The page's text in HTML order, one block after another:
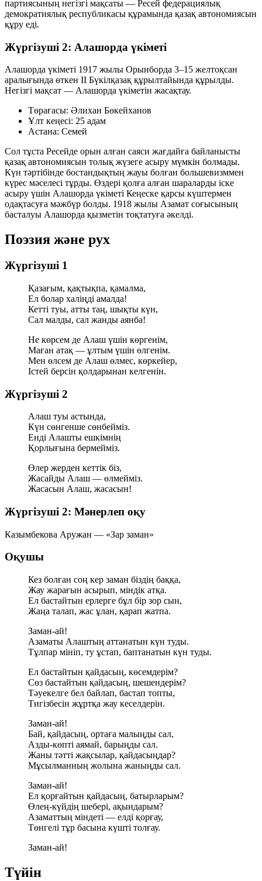
партиясының негізгі мақсаты — Ресей федерациялық
демократиялық республикасы құрамында қазақ автономиясын
құру еді.
Жүргізуші 2: Алашорда үкіметі
Алашорда үкіметі 1917 жылы Орынборда 3–15 желтоқсан
аралығында өткен II Бүкілқазақ құрылтайында құрылды.
Негізгі мақсат — Алашорда үкіметін жасақтау.
Төрағасы: Әлихан Бөкейханов
Ұлт кеңесі: 25 адам
Астана: Семей
Сол тұста Ресейде орын алған саяси жағдайға байланысты
қазақ автономиясын толық жүзеге асыру мүмкін болмады.
Күн тәртібінде бостандықтың жауы болған большевизммен
күрес мәселесі тұрды. Өздері қолға алған шараларды іске
асыру үшін Алашорда үкіметі Кеңеске қарсы күштермен
одақтасуға мәжбүр болды. 1918 жылы Азамат соғысының
басталуы Алашорда қызметін тоқтатуға әкелді.
Поэзия және рух
Жүргізуші 1
Қазағым, қақтықпа, қамалма,
Ел болар халіңді амалда!
Кетті туы, атты таң, шықты күн,
Сал малды, сал жанды аянба!
Не көрсем де Алаш үшін көргенім,
Маған атақ — ұлтым үшін өлгенім.
Мен өлсем де Алаш өлмес, көркейер,
Істей берсін қолдарынан келгенін.
Жүргізуші 2
Алаш туы астында,
Күн сөнгенше сөнбейміз.
Енді Алашты ешкімнің
Қорлығына бермейміз.
Өлер жерден кеттік біз,
Жасайды Алаш — өлмейміз.
Жасасын Алаш, жасасын!
Жүргізуші 2: Мәнерлеп оқу
Казымбекова Аружан — «Зар заман»
Оқушы
Кез болған соң кер заман біздің баққа,
Жау жарағын асырып, міндік атқа.
Ел бастайтын ерлерге бұл бір зор сын,
Жаңа талап, жас ұлан, қарап жатпа.
Заман-ай!
Азаматы Алаштың аттанатын күн туды.
Тұлпар мініп, ту ұстап, баптанатын күн туды.
Ел бастайтын қайдасың, көсемдерім?
Сөз бастайтын қайдасың, шешендерім?
Тәуекелге бел байлап, бастап топты,
Тигізбесін жұртқа жау кеселдерін.
Заман-ай!
Бай, қайдасың, ортаға малыңды сал,
Азды-көпті аямай, барыңды сал.
Жаны тәтті жақсылар, қайдасыңдар?
Мұсылманның жолына жаныңды сал.
Заман-ай!
Ел қорғайтын қайдасың, батырларым?
Өлең-күйдің шебері, ақындарым?
Азаматтың міндеті — елді қорғау,
Төнгелі тұр басына күшті толғау.
Заман-ай!
Түйін